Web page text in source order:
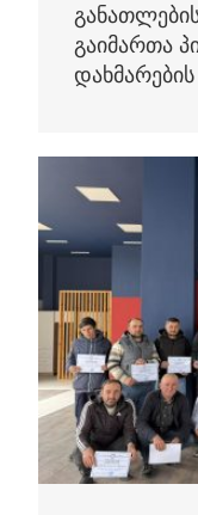
გაიმართა